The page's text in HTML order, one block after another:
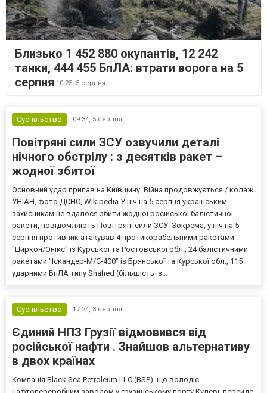
Близько 1 452 880 окупантів, 12 242
танки, 444 455 БпЛА: втрати ворога на 5
серпня 10:25, 5 серпня
Суспільство 09:34, 5 серпня
Повітряні сили ЗСУ озвучили деталі
нічного обстрілу : з десятків ракет –
жодної збитої
Основний удар припав на Київщину. Війна продовжується / колаж
УНІАН, фото ДСНС, Wikipedia У ніч на 5 серпня українським
захисникам не вдалося збити жодної російської балістичної
ракети, повідомляють Повітряні сили ЗСУ. Зокрема, у ніч на 5
серпня противник атакував 4 протикорабельними ракетами
"Циркон/Онікс" із Курської та Ростовської обл., 24 балістичними
ракетами "Іскандер-М/С-400" із Брянської та Курської обл., 115
ударними БпЛА типу Shahed (більшість із...
Суспільство 17:24, 3 серпня
Єдиний НПЗ Грузії відмовився від
російської нафти . Знайшов альтернативу
в двох країнах
Компанія Black Sea Petroleum LLC (BSP), що володіє